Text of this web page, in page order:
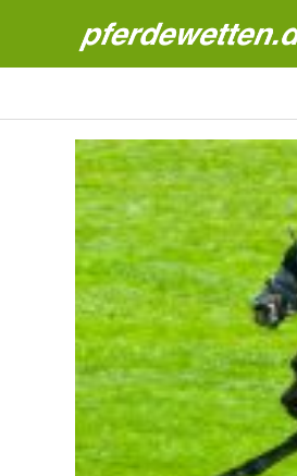
Pferdewetten